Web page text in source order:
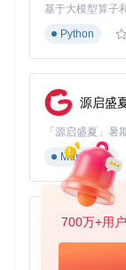
700万+用
环境和个人偏好
个性化阅读环境
选择适合当
式等）
调整字体类
设置翻页效
配置亮度自
对于需要长时间
劳；对于电子墨
接近纸质书的阅
📚 如何解决内容
Legado的主题
基于大模型算子
Python
源启盛
Markdown
py-